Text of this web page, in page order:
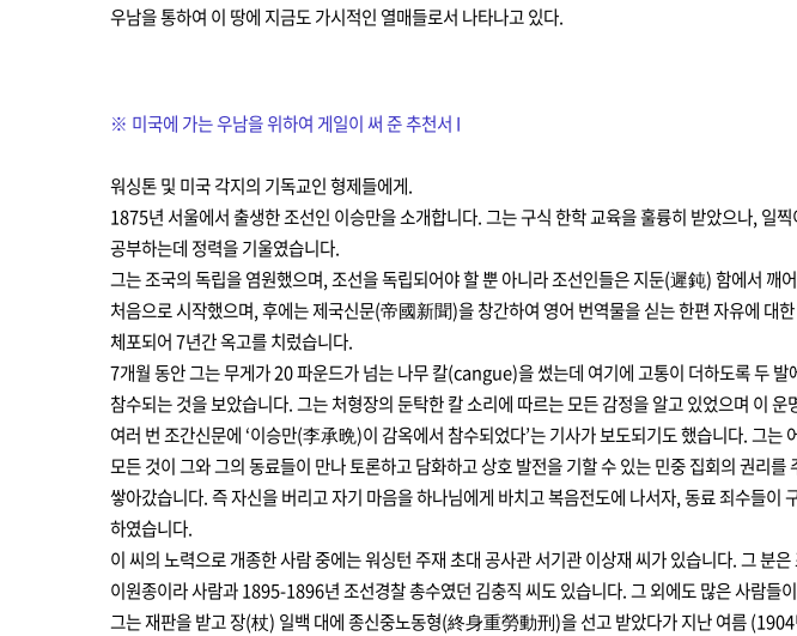
우남을 통하여 이 땅에 지금도 가시적인 열매들로서 나타나고 있다.
※ 미국에 가는 우남을 위하여 게일이 써 준 추천서 I
워싱톤 및 미국 각지의 기독교인 형제들에게.
1875년 서울에서 출생한 조선인 이승만을 소개합니다. 그는 구식 한학 교육을 훌륭히 받았으나, 일
공부하는데 정력을 기울였습니다.
그는 조국의 독립을 염원했으며, 조선을 독립되어야 할 뿐 아니라 조선인들은 지둔(遲鈍) 함에서
처음으로 시작했으며, 후에는 제국신문(帝國新聞)을 창간하여 영어 번역물을 싣는 한편 자유에 대
체포되어 7년간 옥고를 치렀습니다.
7개월 동안 그는 무게가 20 파운드가 넘는 나무 칼(cangue)을 썼는데 여기에 고통이 더하도록 두
참수되는 것을 보았습니다. 그는 처형장의 둔탁한 칼 소리에 따르는 모든 감정을 알고 있었으며 이
여러 번 조간신문에 ‘이승만(李承晩)이 감옥에서 참수되었다’는 기사가 보도되기도 했습니다. 그
모든 것이 그와 그의 동료들이 만나 토론하고 담화하고 상호 발전을 기할 수 있는 민중 집회의 권리
쌓아갔습니다. 즉 자신을 버리고 자기 마음을 하나님에게 바치고 복음전도에 나서자, 동료 죄수들
하였습니다.
이 씨의 노력으로 개종한 사람 중에는 워싱턴 주재 초대 공사관 서기관 이상재 씨가 있습니다. 그
이원종이라 사람과 1895-1896년 조선경찰 총수였던 김충직 씨도 있습니다. 그 외에도 많은 사람
그는 재판을 받고 장(杖) 일백 대에 종신중노동형(終身重勞動刑)을 선고 받았다가 지난 여름